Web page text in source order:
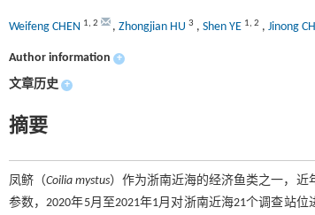
Weifeng CHEN 1, 2 , Zhongjian HU 3 , Shen YE 1, 2 , Jinong
Author information +
文章历史 +
摘要
凤鲚（Coilia mystus）作为浙南近海的经济鱼类之一，
参数，2020年5月至2021年1月对浙南近海21个调查站